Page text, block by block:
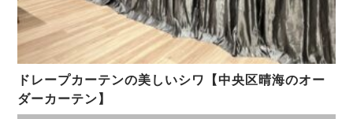
ドレープカーテンの美しいシワ【中央区晴海のオー
ダーカーテン】